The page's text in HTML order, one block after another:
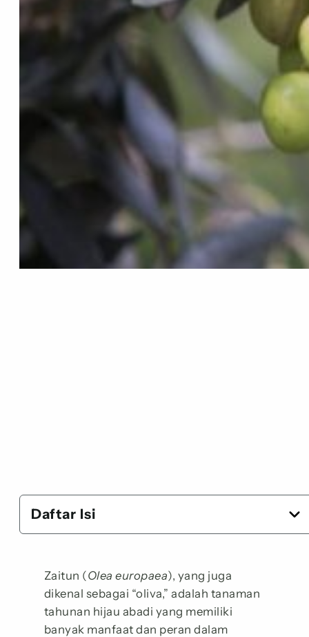
Daftar Isi
Zaitun (Olea europaea), yang juga
dikenal sebagai “oliva,” adalah tanaman
tahunan hijau abadi yang memiliki
banyak manfaat dan peran dalam